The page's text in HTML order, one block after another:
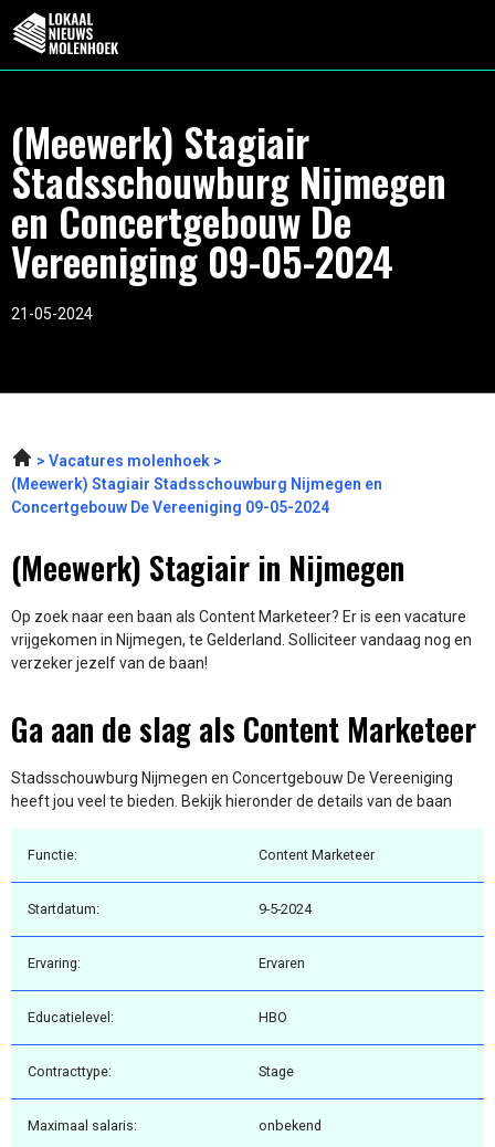
(Meewerk) Stagiair
Stadsschouwburg Nijmegen
en Concertgebouw De
Vereeniging 09-05-2024
21-05-2024
Vacatures molenhoek
(Meewerk) Stagiair Stadsschouwburg Nijmegen en
Concertgebouw De Vereeniging 09-05-2024
(Meewerk) Stagiair in Nijmegen
Op zoek naar een baan als Content Marketeer? Er is een vacature
vrijgekomen in Nijmegen, te Gelderland. Solliciteer vandaag nog en
verzeker jezelf van de baan!
Ga aan de slag als Content Marketeer
Stadsschouwburg Nijmegen en Concertgebouw De Vereeniging
heeft jou veel te bieden. Bekijk hieronder de details van de baan
Functie: Content Marketeer
Startdatum: 9-5-2024
Ervaring: Ervaren
Educatielevel: HBO
Contracttype: Stage
Maximaal salaris: onbekend